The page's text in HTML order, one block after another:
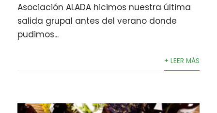
Asociación ALADA hicimos nuestra última
salida grupal antes del verano donde
pudimos...
+ LEER MÁS